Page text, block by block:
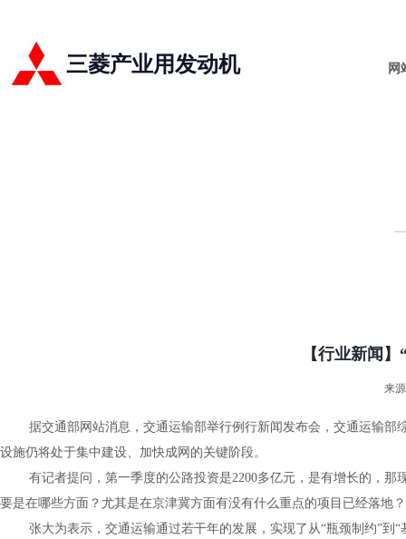
网
三菱产业用发动机
【行业新闻
来
据交通部网站消息，交通运输部举行例行新闻发布会，交通运输
设施仍将处于集中建设、加快成网的关键阶段。
有记者提问，第一季度的公路投资是2200多亿元，是有增长的，那
要是在哪些方面？尤其是在京津冀方面有没有什么重点的项目已经落地？
张大为表示，交通运输通过若干年的发展，实现了从“瓶颈制约”到